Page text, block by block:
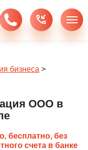
бизнеса >
ООО в
бесплатно, без
счета в банке